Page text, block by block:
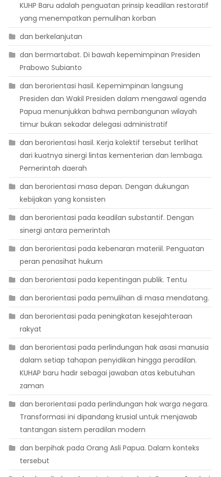
KUHP Baru adalah penguatan prinsip keadilan restoratif
yang menempatkan pemulihan korban
dan berkelanjutan
dan bermartabat. Di bawah kepemimpinan Presiden
Prabowo Subianto
dan berorientasi hasil. Kepemimpinan langsung
Presiden dan Wakil Presiden dalam mengawal agenda
Papua menunjukkan bahwa pembangunan wilayah
timur bukan sekadar delegasi administratif
dan berorientasi hasil. Kerja kolektif tersebut terlihat
dari kuatnya sinergi lintas kementerian dan lembaga.
Pemerintah daerah
dan berorientasi masa depan. Dengan dukungan
kebijakan yang konsisten
dan berorientasi pada keadilan substantif. Dengan
sinergi antara pemerintah
dan berorientasi pada kebenaran materiil. Penguatan
peran penasihat hukum
dan berorientasi pada kepentingan publik. Tentu
dan berorientasi pada pemulihan di masa mendatang.
dan berorientasi pada peningkatan kesejahteraan
rakyat
dan berorientasi pada perlindungan hak asasi manusia
dalam setiap tahapan penyidikan hingga peradilan.
KUHAP baru hadir sebagai jawaban atas kebutuhan
zaman
dan berorientasi pada perlindungan hak warga negara.
Transformasi ini dipandang krusial untuk menjawab
tantangan sistem peradilan modern
dan berpihak pada Orang Asli Papua. Dalam konteks
tersebut